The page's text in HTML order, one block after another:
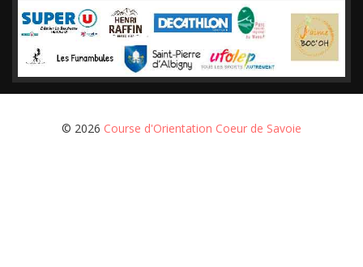
© 2026 Course d'Orientation Coeur de Savoie